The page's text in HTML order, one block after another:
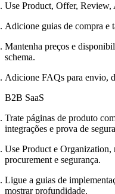
Use Product, Offer, Review,
Adicione guias de compra e
Mantenha preços e
schema.
Adicione FAQs para envio,
B2B SaaS
Trate páginas de produto
integrações e prova de
Use Product e Organization,
procurement e segurança.
Ligue a guias de
mostrar profundidade.